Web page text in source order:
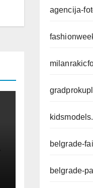
agencija-
belgrade-
belgrade-